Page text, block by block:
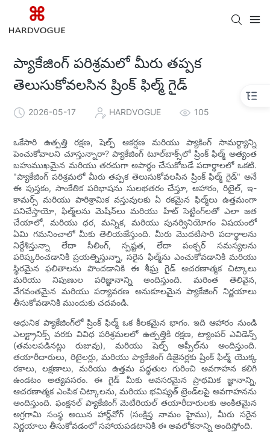
ప్యాకేజింగ్ పరిశ్రమలో మీరు తప్పక
తెలుసుకోవలసిన ష్రింక్ ఫిల్మ్ గైడ్
2026-05-17 HARDVOGUE 105
ఒకేసారి ఉత్పత్తి రక్షణ, షెల్ఫ్ ఆకర్షణ మరియు ప్యాకింగ్ సామర్థ్యాన్ని
పెంచుకోవాలని చూస్తున్నారా? ప్యాకేజింగ్ టూల్‌బాక్స్‌లో ష్రింక్ ఫిల్మ్ అత్యంత
బహుముఖమైన మరియు తరచుగా అపార్థం చేసుకోబడే పదార్థాలలో ఒకటి.
"ప్యాకేజింగ్ పరిశ్రమలో మీరు తప్పక తెలుసుకోవలసిన ష్రింక్ ఫిల్మ్ గైడ్" అనే
ఈ పుస్తకం, సాంకేతిక పరిభాషను సులభతరం చేస్తూ, ఆహారం, రిటైల్, ఇ-
కామర్స్ మరియు పారిశ్రామిక వస్తువులకు ఏ రకమైన ఫిల్మ్‌లు ఉత్తమంగా
పనిచేస్తాయో, ఫిల్మ్‌లను మెషీన్‌లు మరియు హీట్ సెట్టింగ్‌లతో ఎలా జత
చేయాలో, మరియు ధర, మన్నిక, మరియు పునర్వినియోగం విషయంలో
ఏమి గమనించాలో మీకు తెలియజేస్తుంది. మీరు మొదటిసారి పదార్థాలను
నిర్దేశిస్తున్నా లేదా సీలింగ్, స్పష్టత, లేదా పంక్చర్ సమస్యలను
పరిష్కరించడానికి ప్రయత్నిస్తున్నా, సరైన ఫిల్మ్‌ను ఎంచుకోవడానికి మరియు
స్థిరమైన ఫలితాలను పొందడానికి ఈ శీఘ్ర గైడ్ ఆచరణాత్మక చిట్కాలు
మరియు నిపుణుల పరిజ్ఞానాన్ని అందిస్తుంది. మరింత తెలివైన,
వేగవంతమైన మరియు పర్యావరణ అనుకూలమైన ప్యాకేజింగ్ నిర్ణయాలు
తీసుకోవడానికి ముందుకు చదవండి.
ఆధునిక ప్యాకేజింగ్‌లో ష్రింక్ ఫిల్మ్ ఒక కీలకమైన భాగం. ఇది ఆహారం నుండి
ఎలక్ట్రానిక్స్ వరకు వివిధ పరిశ్రమలలో ఉత్పత్తికి రక్షణ, ట్యాంపర్ ఎవిడెన్స్
(తమలపడినట్లు రుజువు), మరియు షెల్ఫ్ అప్పీల్‌ను అందిస్తుంది.
తయారీదారులు, రిటైలర్లు, మరియు ప్యాకేజింగ్ డిజైనర్లకు ష్రింక్ ఫిల్మ్ యొక్క
రకాలు, లక్షణాలు, మరియు ఉత్తమ పద్ధతుల గురించి అవగాహన కలిగి
ఉండటం అత్యవసరం. ఈ గైడ్ మీకు అవసరమైన ప్రాథమిక జ్ఞానాన్ని,
ఆచరణాత్మక ఎంపిక చిట్కాలను, మరియు భవిష్యత్ ట్రెండ్‌లపై అవగాహనను
అందిస్తుంది. ఫంక్షనల్ ప్యాకేజింగ్ మెటీరియల్ తయారీదారులకు అంకితమైన
అగ్రగామి సంస్థ అయిన హార్డ్‌వోగ్ (సంక్షిప్త నామం హైము), మీరు సరైన
నిర్ణయాలు తీసుకోవడంలో సహాయపడటానికి ఈ అవలోకనాన్ని అందిస్తోంది.